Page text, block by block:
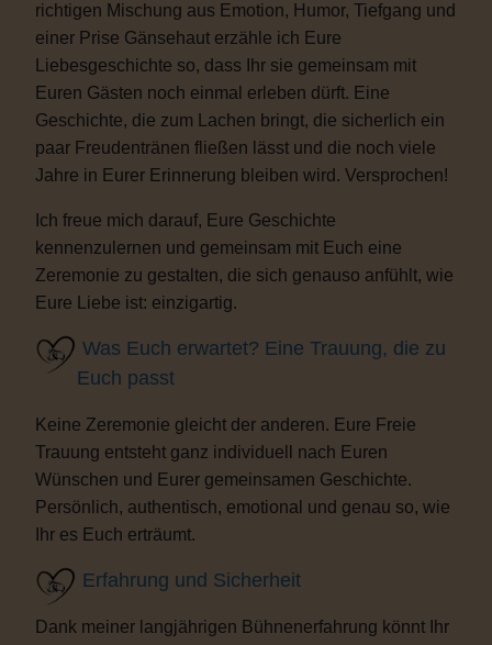
richtigen Mischung aus Emotion, Humor, Tiefgang und
einer Prise Gänsehaut erzähle ich Eure
Liebesgeschichte so, dass Ihr sie gemeinsam mit
Euren Gästen noch einmal erleben dürft. Eine
Geschichte, die zum Lachen bringt, die sicherlich ein
paar Freudentränen fließen lässt und die noch viele
Jahre in Eurer Erinnerung bleiben wird. Versprochen!
Ich freue mich darauf, Eure Geschichte
kennenzulernen und gemeinsam mit Euch eine
Zeremonie zu gestalten, die sich genauso anfühlt, wie
Eure Liebe ist: einzigartig.
Was Euch erwartet? Eine Trauung, die zu
Euch passt
Keine Zeremonie gleicht der anderen. Eure Freie
Trauung entsteht ganz individuell nach Euren
Wünschen und Eurer gemeinsamen Geschichte.
Persönlich, authentisch, emotional und genau so, wie
Ihr es Euch erträumt.
Erfahrung und Sicherheit
Dank meiner langjährigen Bühnenerfahrung könnt Ihr